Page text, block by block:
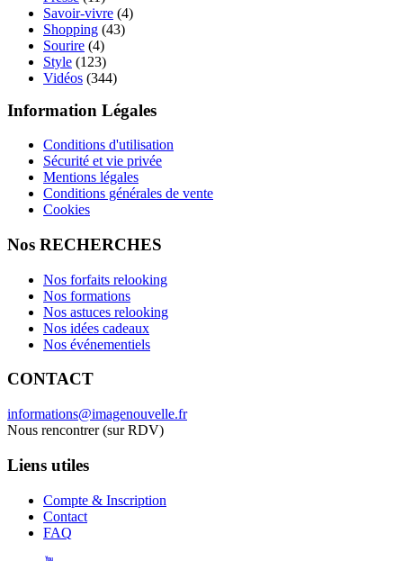
Savoir-vivre (4)
Shopping (43)
Sourire (4)
Style (123)
Vidéos (344)
Information Légales
Conditions d'utilisation
Sécurité et vie privée
Mentions légales
Conditions générales de vente
Cookies
Nos RECHERCHES
Nos forfaits relooking
Nos formations
Nos astuces relooking
Nos idées cadeaux
Nos événementiels
CONTACT
informations@imagenouvelle.fr
Nous rencontrer (sur RDV)
Liens utiles
Compte & Inscription
Contact
FAQ